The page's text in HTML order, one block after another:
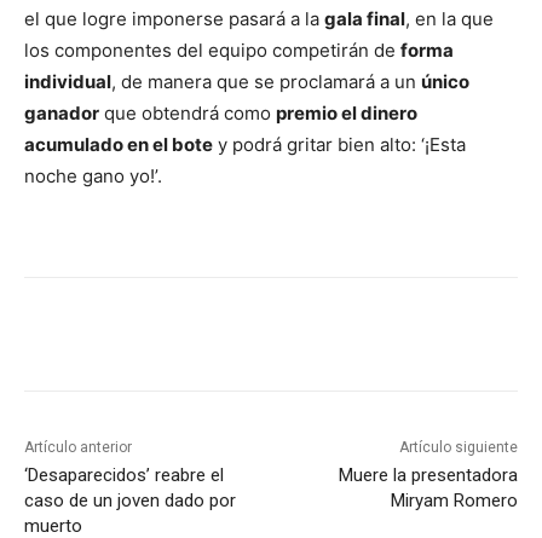
el que logre imponerse pasará a la gala final, en la que
los componentes del equipo competirán de forma
individual, de manera que se proclamará a un único
ganador que obtendrá como premio el dinero
acumulado en el bote y podrá gritar bien alto: ‘¡Esta
noche gano yo!’.
Artículo anterior
‘Desaparecidos’ reabre el
caso de un joven dado por
muerto
Artículo siguiente
Muere la presentadora
Miryam Romero